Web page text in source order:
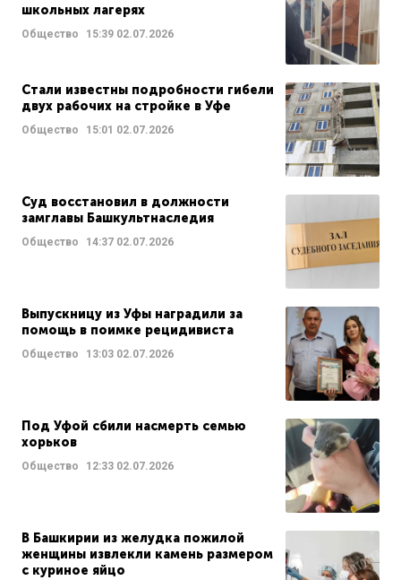
школьных лагерях
Общество 15:39 02.07.2026
Стали известны подробности гибели
двух рабочих на стройке в Уфе
Общество 15:01 02.07.2026
Суд восстановил в должности
замглавы Башкультнаследия
Общество 14:37 02.07.2026
Выпускницу из Уфы наградили за
помощь в поимке рецидивиста
Общество 13:03 02.07.2026
Под Уфой сбили насмерть семью
хорьков
Общество 12:33 02.07.2026
В Башкирии из желудка пожилой
женщины извлекли камень размером
с куриное яйцо